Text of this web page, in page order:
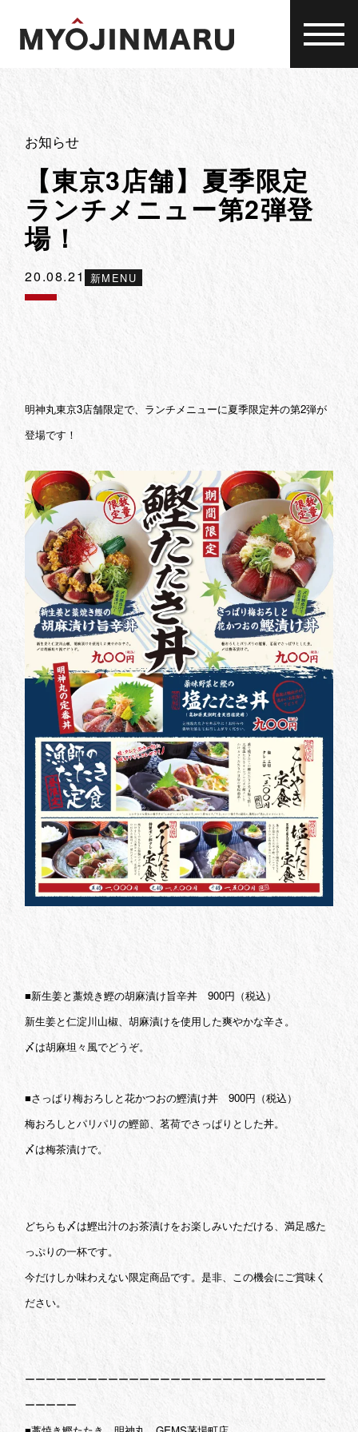
content
お知らせ
【東京3店舗】夏季限定
ランチメニュー第2弾登
場！
20.08.21 新MENU
明神丸東京3店舗限定で、ランチメニューに夏季限定丼の第2弾が
登場です！
■新生姜と藁焼き鰹の胡麻漬け旨辛丼 900円（税込）
新生姜と仁淀川山椒、胡麻漬けを使用した爽やかな辛さ。
〆は胡麻坦々風でどうぞ。
■さっぱり梅おろしと花かつおの鰹漬け丼 900円（税込）
梅おろしとパリパリの鰹節、茗荷でさっぱりとした丼。
〆は梅茶漬けで。
どちらも〆は鰹出汁のお茶漬けをお楽しみいただける、満足感た
っぷりの一杯です。
今だけしか味わえない限定商品です。是非、この機会にご賞味く
ださい。
ーーーーーーーーーーーーーーーーーーーーーーーーーーーーー
ーーーーー